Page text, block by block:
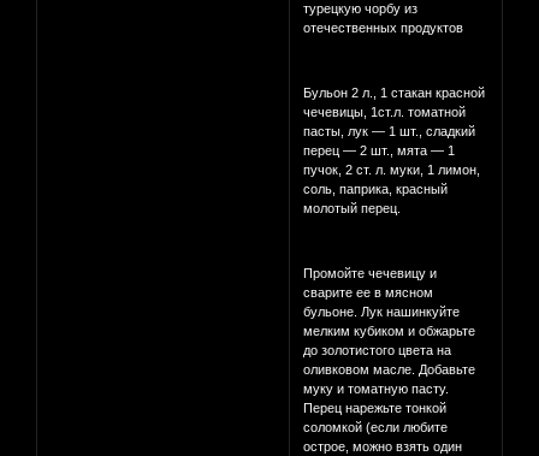
турецкую чорбу из
отечественных продуктов
Бульон 2 л., 1 стакан красной
чечевицы, 1ст.л. томатной
пасты, лук — 1 шт., сладкий
перец — 2 шт., мята — 1
пучок, 2 ст. л. муки, 1 лимон,
соль, паприка, красный
молотый перец.
Промойте чечевицу и
сварите ее в мясном
бульоне. Лук нашинкуйте
мелким кубиком и обжарьте
до золотистого цвета на
оливковом масле. Добавьте
муку и томатную пасту.
Перец нарежьте тонкой
соломкой (если любите
острое, можно взять один